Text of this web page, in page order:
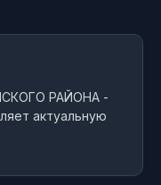
РАЙОНА -
актуальную